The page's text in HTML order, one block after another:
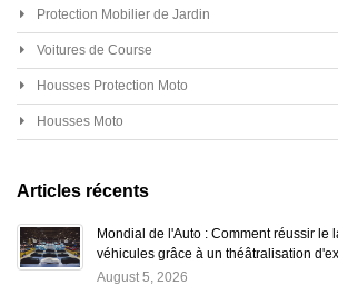
Protection Mobilier de Jardin
Voitures de Course
Housses Protection Moto
Housses Moto
Articles récents
Mondial de l'Auto : Comment réussir le
véhicules grâce à un théâtralisation
August 5, 2026